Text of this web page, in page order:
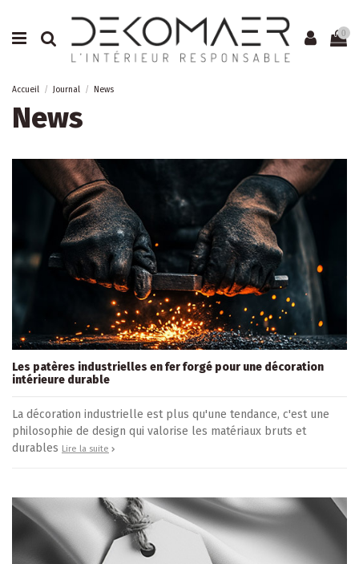
0
Accueil Journal News
News
Les patères industrielles en fer forgé pour une décoration
intérieure durable
La décoration industrielle est plus qu'une tendance, c'est une
philosophie de design qui valorise les matériaux bruts et
durables Lire la suite